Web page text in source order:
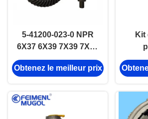
5-41200-023-0 NPR
6X37 6X39 7X39 7X41
7X43 pièces
détachées Isuzu
Obtenez le meilleur prix
Kit